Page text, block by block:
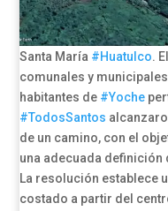
Santa María #Huatulco.
comunales y
habitantes de #Yoche
#TodosSantos
de un camino, con el
una adecuada definición
La resolución establece
costado a partir del